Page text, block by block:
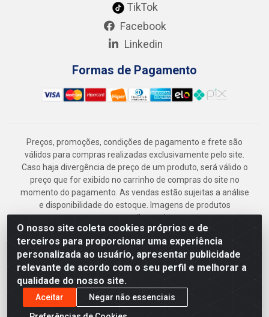
O nosso site coleta cookies próprios e de
terceiros para proporcionar uma experiência
personalizada ao usuário, apresentar publicidade
relevante de acordo com o seu perfil e melhorar a
qualidade do nosso site.
Aceitar
Negar não essenciais
TikTok
Facebook
Linkedin
Formas de Pagamento
Preços, promoções, condições de pagamento e frete são
válidos para compras realizadas exclusivamente pelo site.
Caso haja divergência de preço de um produto, será válido o
preço que for exibido no carrinho de compras do site no
momento do pagamento. As vendas estão sujeitas a análise
e disponibilidade do estoque. Imagens de produtos
meramente ilustrativas.
Armazém Jenipapo Materiais de Construção em Geral
LTDA - Rua das Flores, 2691 - Guabiraba, Recife/PE - CEP
52.291-630 - CNPJ 41.097.379/0001-